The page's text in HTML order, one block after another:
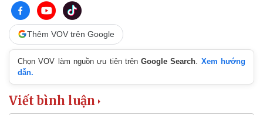
Tư vấn luật
Thêm VOV trên Google
Chọn VOV làm nguồn ưu tiên trênGoogle Search
Xem hướng
dẫn.
Viết bình luận